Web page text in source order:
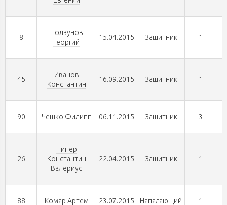
8
Ползунов
Георгий
15.04.2015 Защитник 1
45
Иванов
Константин
16.09.2015 Защитник 1
90 Чешко Филипп 06.11.2015 Защитник 3
26
Пипер
Константин
Валериус
22.04.2015 Защитник 1
88 Комар Артем 23.07.2015 Нападающий 1